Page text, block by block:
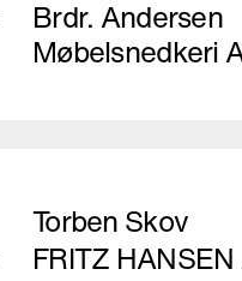
Brdr. Andersen
Møbelsnedkeri
Torben Skov
FRITZ